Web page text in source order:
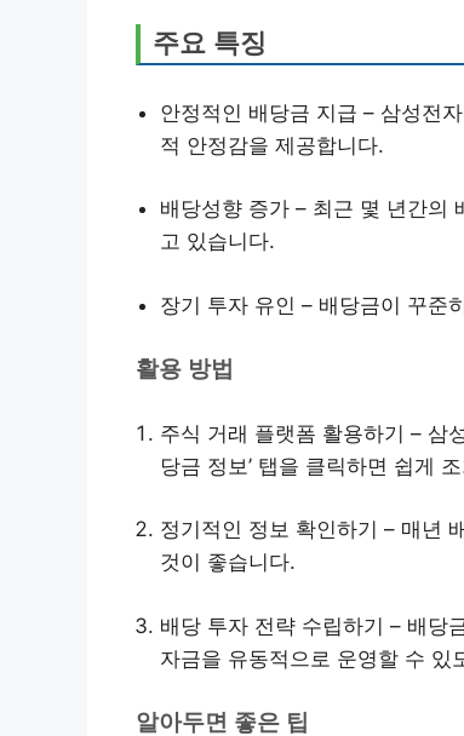
주요 특징
안정적인 배당금 지급 – 삼성전
적 안정감을 제공합니다.
배당성향 증가 – 최근 몇 년간의
고 있습니다.
장기 투자 유인 – 배당금이 꾸준
활용 방법
주식 거래 플랫폼 활용하기 – 삼
당금 정보’ 탭을 클릭하면 쉽게
정기적인 정보 확인하기 – 매년
것이 좋습니다.
배당 투자 전략 수립하기 – 배당
자금을 유동적으로 운영할 수 있
알아두면 좋은 팁